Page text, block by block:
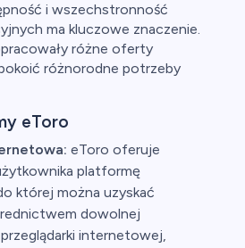
i wszechstronność
ma kluczowe znaczenie.
różne oferty
różnorodne potrzeby
eToro
eToro oferuje
platformę
której można uzyskać
dowolnej
internetowej,